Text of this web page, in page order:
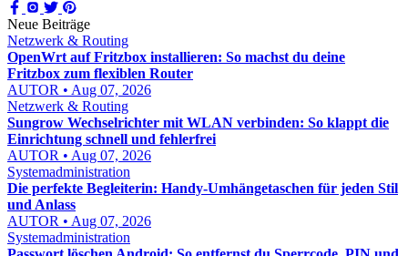
Neue Beiträge
Netzwerk & Routing
OpenWrt auf Fritzbox installieren: So machst du deine
Fritzbox zum flexiblen Router
AUTOR • Aug 07, 2026
Netzwerk & Routing
Sungrow Wechselrichter mit WLAN verbinden: So klappt die
Einrichtung schnell und fehlerfrei
AUTOR • Aug 07, 2026
Systemadministration
Die perfekte Begleiterin: Handy-Umhängetaschen für jeden Stil
und Anlass
AUTOR • Aug 07, 2026
Systemadministration